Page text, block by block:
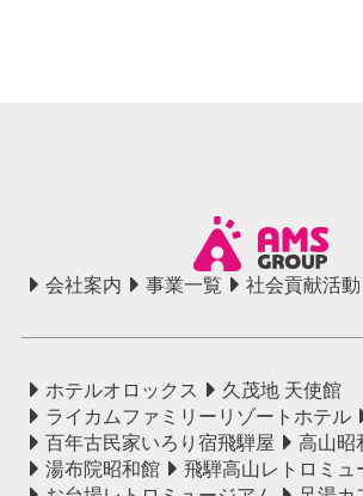
会社案内 事業一覧 社会貢献活動
ホテルオロックス
久茂地 天使館
ライカムファミリーリゾートホテル
百年古民家いろり宿飛騨屋
高山昭
湯布院昭和館
飛騨高山レトロミュ